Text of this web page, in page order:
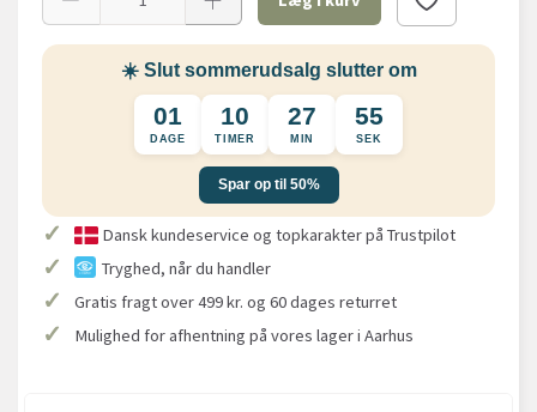
☀️ Slut sommerudsalg slutter om
01
DAGE
10
TIMER
27
MIN
55
SEK
Spar op til 50%
✓ Dansk kundeservice og topkarakter på Trustpilot
✓ Tryghed, når du handler
✓ Gratis fragt over 499 kr. og 60 dages returret
✓ Mulighed for afhentning på vores lager i Aarhus